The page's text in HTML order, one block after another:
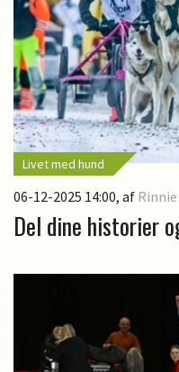
Livet med hund
06-12-2025 14:00, af
Del dine historier